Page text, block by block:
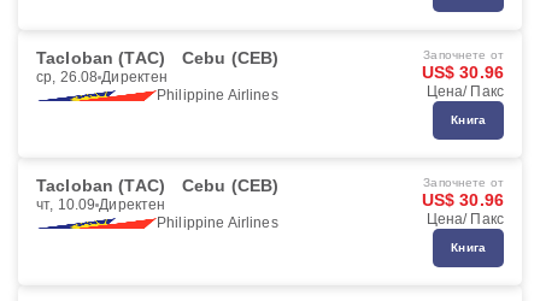
Tacloban (TAC) Cebu (CEB)
ср, 26.08 Директен
Philippine Airlines
Започнете от
US$ 30.96
Цена/ Пакс
Книга
Tacloban (TAC) Cebu (CEB)
чт, 10.09 Директен
Philippine Airlines
Започнете от
US$ 30.96
Цена/ Пакс
Книга